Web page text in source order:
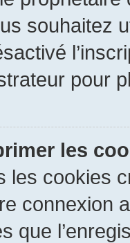
souhaitez
pour
les
les cookies
connexion
que